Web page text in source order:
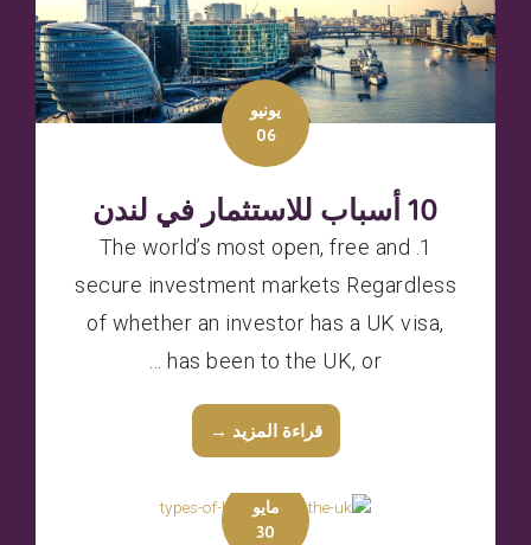
يونيو
06
10 أسباب للاستثمار في لندن
1. The world’s most open, free and
secure investment markets Regardless
of whether an investor has a UK visa,
has been to the UK, or ...
قراءة المزيد →
مايو
30